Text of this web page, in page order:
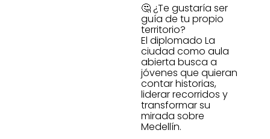
🤔 ¿Te gustaría ser
guía de tu propio
territorio?
El diplomado La
ciudad como aula
abierta busca a
jóvenes que quieran
contar historias,
liderar recorridos y
transformar su
mirada sobre
Medellín.